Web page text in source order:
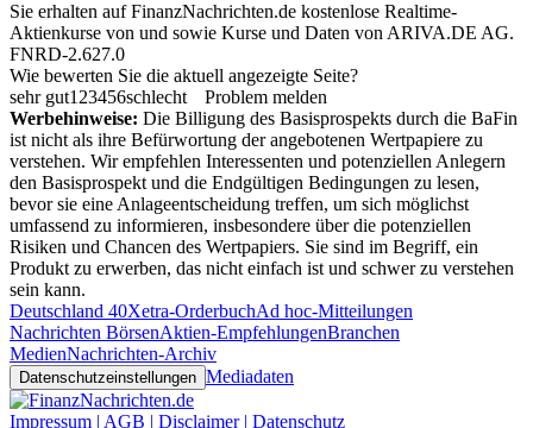
Sie erhalten auf FinanzNachrichten.de kostenlose Realtime-
Aktienkurse von und sowie Kurse und Daten von ARIVA.DE AG.
FNRD-2.627.0
Wie bewerten Sie die aktuell angezeigte Seite?
sehr gut1 23456schlecht
Problem melden
Werbehinweise: Die Billigung des Basisprospekts durch die BaFin
ist nicht als ihre Befürwortung der angebotenen Wertpapiere zu
verstehen. Wir empfehlen Interessenten und potenziellen Anlegern
den Basisprospekt und die Endgültigen Bedingungen zu lesen,
bevor sie eine Anlageentscheidung treffen, um sich möglichst
umfassend zu informieren, insbesondere über die potenziellen
Risiken und Chancen des Wertpapiers. Sie sind im Begriff, ein
Produkt zu erwerben, das nicht einfach ist und schwer zu verstehen
sein kann.
Deutschland 40Xetra-OrderbuchAd hoc-Mitteilungen
Nachrichten BörsenAktien-EmpfehlungenBranchen
MedienNachrichten-Archiv
Datenschutzeinstellungen Mediadaten
Impressum | AGB | Disclaimer | Datenschutz